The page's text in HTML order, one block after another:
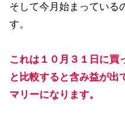
そして今月始まっている
す。
これは１０月３１日に買
と比較すると含み益が出
マリーになります。